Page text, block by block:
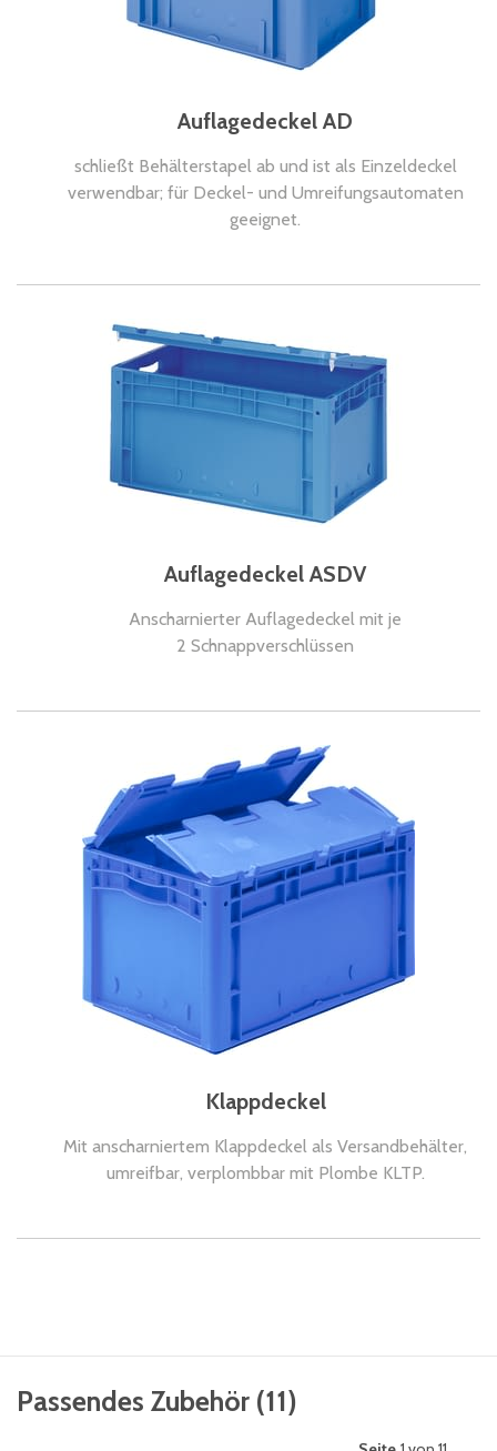
Auflagedeckel AD
schließt Behälterstapel ab und ist als Einzeldeckel
verwendbar; für Deckel- und Umreifungsautomaten
geeignet.
Auflagedeckel ASDV
Anscharnierter Auflagedeckel mit je
2 Schnappverschlüssen
Klappdeckel
Mit anscharniertem Klappdeckel als Versandbehälter,
umreifbar, verplombbar mit Plombe KLTP.
Passendes Zubehör (11)